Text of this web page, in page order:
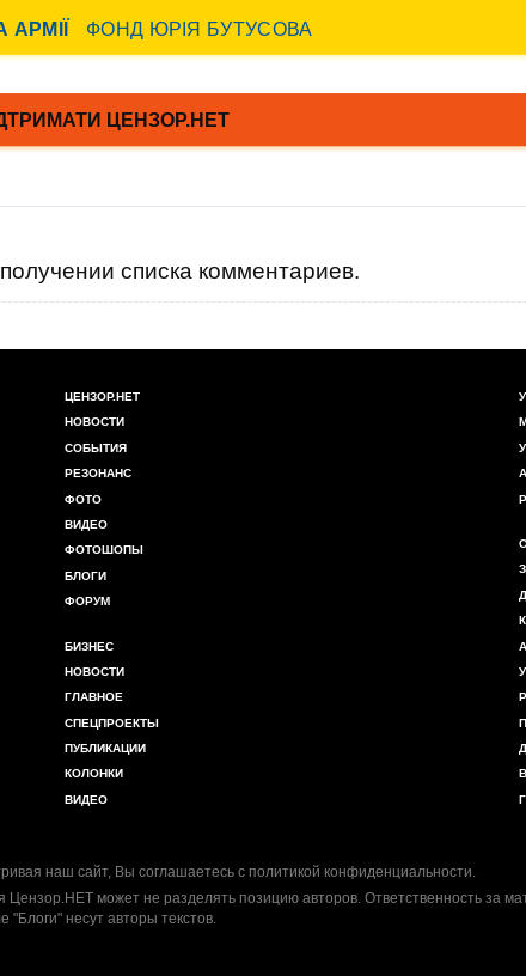
списка комментариев.
ЦЕНЗОР.НЕТ
НОВОСТИ
СОБЫТИЯ
РЕЗОНАНС
ФОТО
ВИДЕО
ФОТОШОПЫ
БЛОГИ
ФОРУМ
БИЗНЕС
НОВОСТИ
ГЛАВНОЕ
СПЕЦПРОЕКТЫ
ПУБЛИКАЦИИ
КОЛОНКИ
ВИДЕО
наш сайт, Вы соглашаетесь с политикой конфиденциальности.
Цензор.НЕТ может не разделять позицию авторов. Ответственность за
"Блоги" несут авторы текстов.